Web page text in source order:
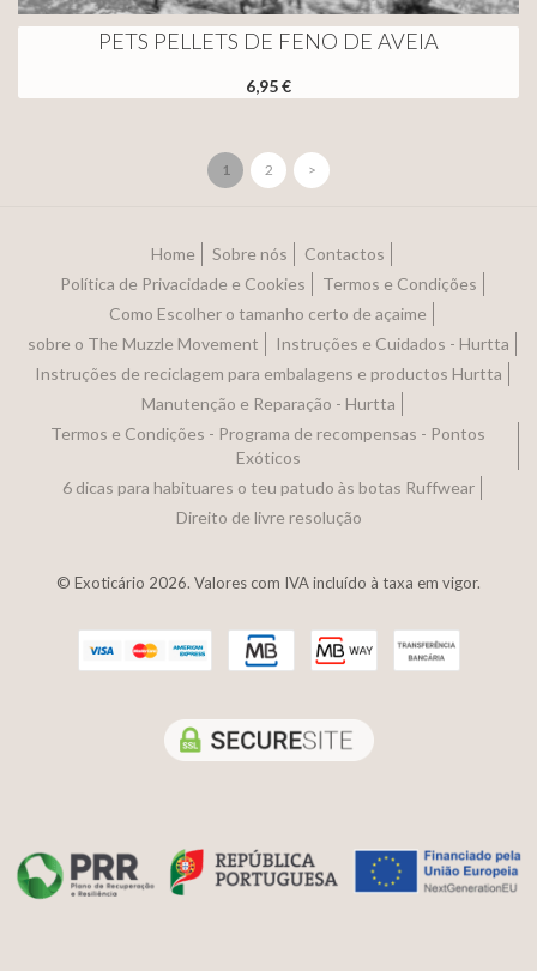
PETS PELLETS DE FENO DE AVEIA
6,95 €
1 2 >
Home Sobre nós
Contactos
Política de Privacidade e Cookies
Termos e Condições
Como Escolher o tamanho certo de açaime
sobre o The Muzzle Movement
Instruções e Cuidados - Hurtta
Instruções de reciclagem para embalagens e productos Hurtta
Manutenção e Reparação - Hurtta
Termos e Condições - Programa de recompensas - Pontos
Exóticos
6 dicas para habituares o teu patudo às botas Ruffwear
Direito de livre resolução
© Exoticário 2026. Valores com IVA incluído à taxa em vigor.